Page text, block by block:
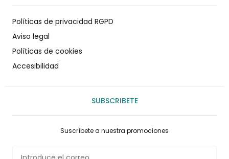
Políticas de privacidad RGPD
Aviso legal
Políticas de cookies
Accesibilidad
SUBSCRIBETE
Suscríbete a nuestra promociones